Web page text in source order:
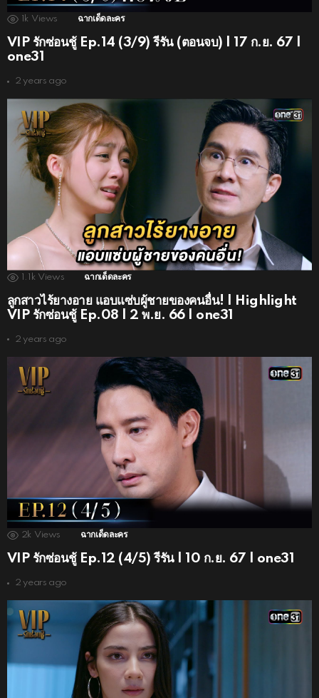
1k Views ฉากเด็ดละคร
VIP รักซ่อนชู้ Ep.14 (3/9) รีรัน (ตอนจบ) | 17 ก.ย. 67 |
one31
2 years ago
1.1k Views ฉากเด็ดละคร
ลูกสาวไร้ยางอาย แอบแซ่บผู้ชายของคนอื่น! | Highlight
VIP รักซ่อนชู้ Ep.08 | 2 พ.ย. 66 | one31
2 years ago
2k Views ฉากเด็ดละคร
VIP รักซ่อนชู้ Ep.12 (4/5) รีรัน | 10 ก.ย. 67 | one31
2 years ago